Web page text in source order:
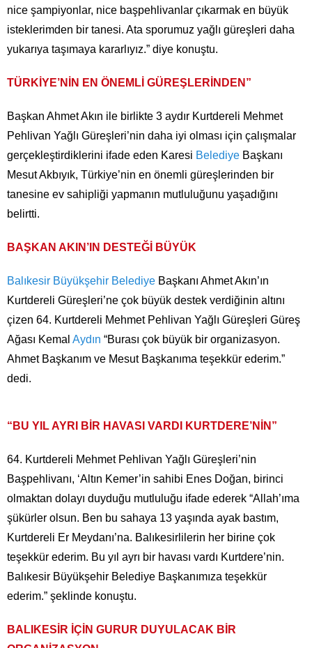
nice şampiyonlar, nice başpehlivanlar çıkarmak en büyük
isteklerimden bir tanesi. Ata sporumuz yağlı güreşleri daha
yukarıya taşımaya kararlıyız.” diye konuştu.
TÜRKİYE’NİN EN ÖNEMLİ GÜREŞLERİNDEN”
Başkan Ahmet Akın ile birlikte 3 aydır Kurtdereli Mehmet
Pehlivan Yağlı Güreşleri’nin daha iyi olması için çalışmalar
gerçekleştirdiklerini ifade eden Karesi Belediye Başkanı
Mesut Akbıyık, Türkiye’nin en önemli güreşlerinden bir
tanesine ev sahipliği yapmanın mutluluğunu yaşadığını
belirtti.
BAŞKAN AKIN’IN DESTEĞİ BÜYÜK
Balıkesir Büyükşehir Belediye Başkanı Ahmet Akın’ın
Kurtdereli Güreşleri’ne çok büyük destek verdiğinin altını
çizen 64. Kurtdereli Mehmet Pehlivan Yağlı Güreşleri Güreş
Ağası Kemal Aydın “Burası çok büyük bir organizasyon.
Ahmet Başkanım ve Mesut Başkanıma teşekkür ederim.”
dedi.
“BU YIL AYRI BİR HAVASI VARDI KURTDERE’NİN”
64.⁠ ⁠Kurtdereli Mehmet Pehlivan Yağlı Güreşleri’nin
Başpehlivanı, ‘Altın Kemer’in sahibi Enes Doğan, birinci
olmaktan dolayı duyduğu mutluluğu ifade ederek “Allah’ıma
şükürler olsun. Ben bu sahaya 13 yaşında ayak bastım,
Kurtdereli Er Meydanı’na. Balıkesirlilerin her birine çok
teşekkür ederim. Bu yıl ayrı bir havası vardı Kurtdere’nin.
Balıkesir Büyükşehir Belediye Başkanımıza teşekkür
ederim.” şeklinde konuştu.
BALIKESİR İÇİN GURUR DUYULACAK BİR